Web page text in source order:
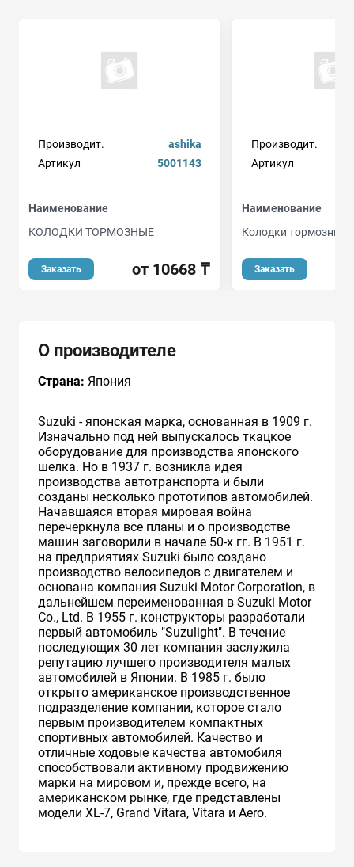
Производит.
ashika
Артикул
5001143
Наименование
КОЛОДКИ ТОРМОЗНЫЕ
Заказать от 10668 ₸
Производит.
Артикул
Наименование
Колодки тормозные,
Заказать
О производителе
Страна: Япония
Suzuki - японская марка, основанная в 1909 г.
Изначально под ней выпускалось ткацкое
оборудование для производства японского
шелка. Но в 1937 г. возникла идея
производства автотранспорта и были
созданы несколько прототипов автомобилей.
Начавшаяся вторая мировая война
перечеркнула все планы и о производстве
машин заговорили в начале 50-х гг. В 1951 г.
на предприятиях Suzuki было создано
производство велосипедов с двигателем и
основана компания Suzuki Motor Corporation, в
дальнейшем переименованная в Suzuki Motor
Co., Ltd. В 1955 г. конструкторы разработали
первый автомобиль "Suzulight". В течение
последующих 30 лет компания заслужила
репутацию лучшего производителя малых
автомобилей в Японии. В 1985 г. было
открыто американское производственное
подразделение компании, которое стало
первым производителем компактных
спортивных автомобилей. Качество и
отличные ходовые качества автомобиля
способствовали активному продвижению
марки на мировом и, прежде всего, на
американском рынке, где представлены
модели XL-7, Grand Vitara, Vitara и Aero.